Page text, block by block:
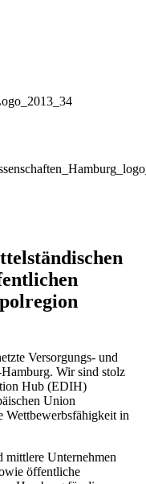
Versorgungs- und
Wir sind stolz
Hub (EDIH)
Union
Wettbewerbsfähigkeit in
mittlere Unternehmen
öffentliche